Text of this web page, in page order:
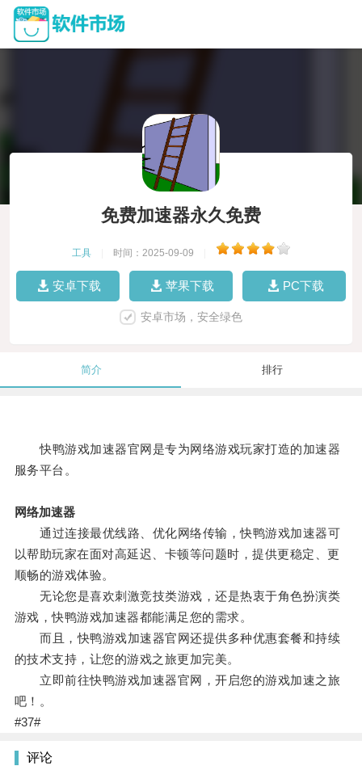
免费加速器永久免费
工具 时间：2025-09-09
安卓下载 苹果下载 PC下载
安卓市场，安全绿色
简介 排行
快鸭游戏加速器官网是专为网络游戏玩家打造的加速器
服务平台。
网络加速器
通过连接最优线路、优化网络传输，快鸭游戏加速器可
以帮助玩家在面对高延迟、卡顿等问题时，提供更稳定、更
顺畅的游戏体验。
无论您是喜欢刺激竞技类游戏，还是热衷于角色扮演类
游戏，快鸭游戏加速器都能满足您的需求。
而且，快鸭游戏加速器官网还提供多种优惠套餐和持续
的技术支持，让您的游戏之旅更加完美。
立即前往快鸭游戏加速器官网，开启您的游戏加速之旅
吧！。
#37#
评论